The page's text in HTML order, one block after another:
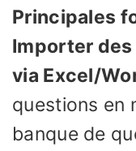
Principales
Importer
via Excel/
questions en
banque de